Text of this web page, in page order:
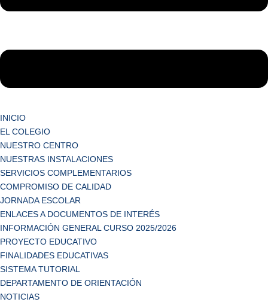
INICIO
EL COLEGIO
NUESTRO CENTRO
NUESTRAS INSTALACIONES
SERVICIOS COMPLEMENTARIOS
COMPROMISO DE CALIDAD
JORNADA ESCOLAR
ENLACES A DOCUMENTOS DE INTERÉS
INFORMACIÓN GENERAL CURSO 2025/2026
PROYECTO EDUCATIVO
FINALIDADES EDUCATIVAS
SISTEMA TUTORIAL
DEPARTAMENTO DE ORIENTACIÓN
NOTICIAS